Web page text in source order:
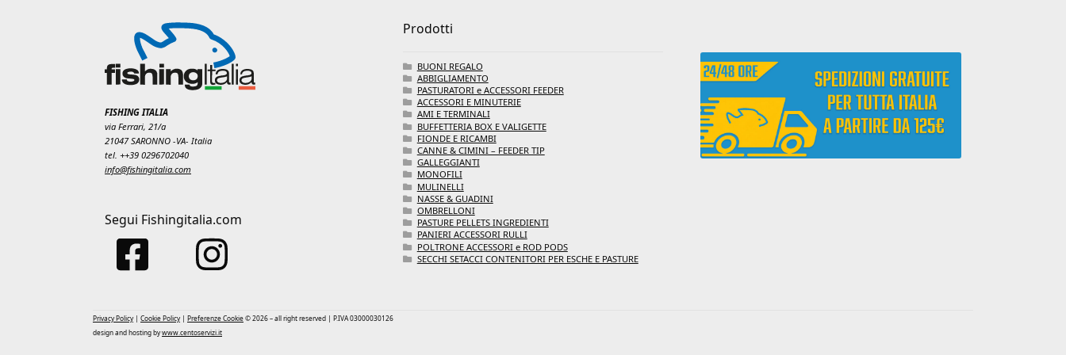
FISHING ITALIA
via Ferrari, 21/a
21047 SARONNO -VA- Italia
tel. ++39 0296702040
info@fishingitalia.com
Segui Fishingitalia.com
Prodotti
BUONI REGALO
ABBIGLIAMENTO
PASTURATORI e ACCESSORI FEEDER
ACCESSORI E MINUTERIE
AMI E TERMINALI
BUFFETTERIA BOX E VALIGETTE
FIONDE E RICAMBI
CANNE & CIMINI – FEEDER TIP
GALLEGGIANTI
MONOFILI
MULINELLI
NASSE & GUADINI
OMBRELLONI
PASTURE PELLETS INGREDIENTI
PANIERI ACCESSORI RULLI
POLTRONE ACCESSORI e ROD PODS
SECCHI SETACCI CONTENITORI PER ESCHE E PASTURE
Privacy Policy | Cookie Policy | Preferenze Cookie© 2026 – all right reserved | P.IVA 03000030126
design and hosting bywww.centoservizi.it